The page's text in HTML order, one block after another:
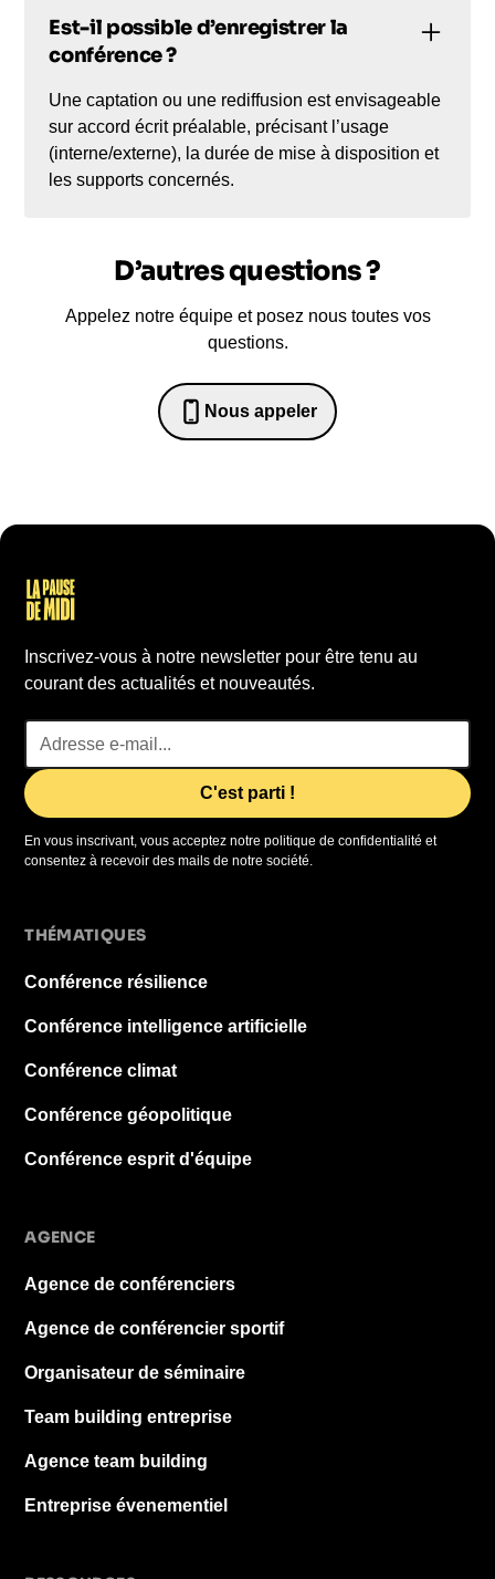
Est-il possible d’enregistrer la
conférence ?
Une captation ou une rediffusion est envisageable
sur accord écrit préalable, précisant l’usage
(interne/externe), la durée de mise à disposition et
les supports concernés.
D’autres questions ?
Appelez notre équipe et posez nous toutes vos
questions.
Nous appeler
0652698481
Inscrivez-vous à notre newsletter pour être tenu au
courant des actualités et nouveautés.
En vous inscrivant, vous acceptez notre politique de confidentialité et
consentez à recevoir des mails de notre société.
THÉMATIQUES
Conférence résilience
Conférence intelligence artificielle
Conférence climat
Conférence géopolitique
Conférence esprit d'équipe
AGENCE
Agence de conférenciers
Agence de conférencier sportif
Organisateur de séminaire
Team building entreprise
Agence team building
Entreprise évenementiel